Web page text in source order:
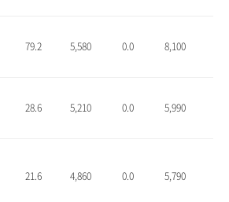
79.2 5,580 0.0 8,100
28.6 5,210 0.0 5,990
21.6 4,860 0.0 5,790